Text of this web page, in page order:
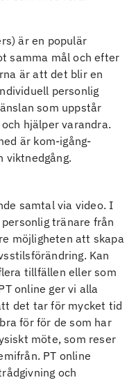
är en populär
samma mål och efter
är att det blir en
personlig
som uppstår
hjälper varandra.
är kom-igång-
viktnedgång.
samtal via video. I
tränare från
möjligheten att skapa
Kan
tillfällen eller som
online ger vi alla
det tar för mycket tid
för för de som har
möte, som reser
PT online
och